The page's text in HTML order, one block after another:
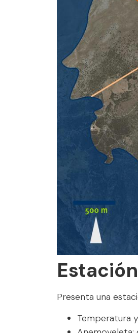
Presenta una
Temperatura